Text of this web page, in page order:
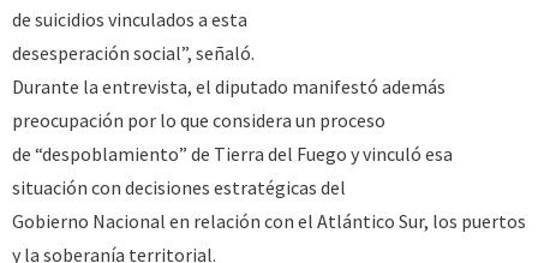
de suicidios vinculados a esta
desesperación social”, señaló.
Durante la entrevista, el diputado manifestó además
preocupación por lo que considera un proceso
de “despoblamiento” de Tierra del Fuego y vinculó esa
situación con decisiones estratégicas del
Gobierno Nacional en relación con el Atlántico Sur, los puertos
y la soberanía territorial.